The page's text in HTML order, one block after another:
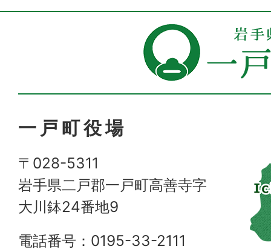
一戸町役場
〒028-5311
岩手県二戸郡一戸町高善寺字
大川鉢24番地9
電話番号：0195-33-2111